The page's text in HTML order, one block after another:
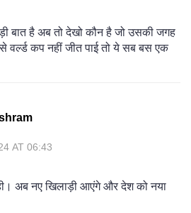
बात है अब तो देखो कौन है जो उसकी जगह
वर्ल्ड कप नहीं जीत पाई तो ये सब बस एक
AT 06:43
अब नए खिलाड़ी आएंगे और देश को नया